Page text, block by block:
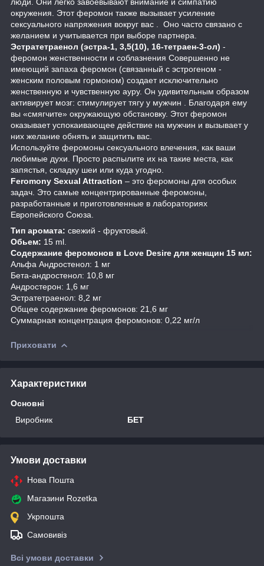
окружения. Этот феромон также вызывает усиление
сексуального напряжения вокруг вас . Оно часто связано с
желанием и учитывается при выборе партнера.
Эстратетраенол (эстра-1, 3,5(10), 16-тетраен-3-ол) -
феромон женственности и соблазнения Совершенно не
имеющий запаха феромон (связанный с эстрогеном -
женским половым гормоном) создает исключительно
женственную и чувственную ауру. Он удивительным образом
активирует мозг: стимулирует тягу у мужчин . Благодаря ему
вы «смягчите» окружающую обстановку. Этот феромон
оказывает успокаивающее действие на мужчин и вызывает у
них желание обнять и защитить вас.
Используйте феромоны сексуального влечения, как ваши
любимые духи. Просто распылите их на такие места, как
запястья, складку шеи или куда угодно.
Feromony Sexual Attraction – это феромоны для особых
задач. Это самые концентрированные феромоны,
разработанные и приготовленные в лабораториях
Европейского Союза.
Тип аромата: свежий - фруктовый.
Обьем: 15 ml.
Содержание феромонов в Love Desire для женщин 15 мл:
Альфа Андростенол: 1 мг
Бета-андростенол: 10,8 мг
Андростерон: 1,6 мг
Эстратетраенол: 8,2 мг
Общее содержание феромонов: 21,6 мг
Суммарная концентрация феромонов: 0,22 мг/л
Приховати
Характеристики
Основні
Виробник
БЕТ
Умови доставки
Нова Пошта
Магазини Rozetka
Укрпошта
Самовивіз
Всі умови доставки